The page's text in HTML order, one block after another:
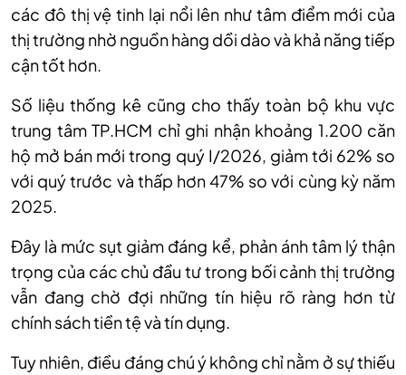
các đô thị vệ tinh lại nổi lên như tâm điểm mới của
thị trường nhờ nguồn hàng dồi dào và khả năng tiếp
cận tốt hơn.
Số liệu thống kê cũng cho thấy toàn bộ khu vực
trung tâm TP.HCM chỉ ghi nhận khoảng 1.200 căn
hộ mở bán mới trong quý I/2026, giảm tới 62% so
với quý trước và thấp hơn 47% so với cùng kỳ năm
2025.
Đây là mức sụt giảm đáng kể, phản ánh tâm lý thận
trọng của các chủ đầu tư trong bối cảnh thị trường
vẫn đang chờ đợi những tín hiệu rõ ràng hơn từ
chính sách tiền tệ và tín dụng.
Tuy nhiên, điều đáng chú ý không chỉ nằm ở sự thiếu